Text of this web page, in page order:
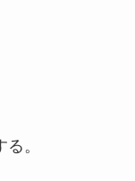
。